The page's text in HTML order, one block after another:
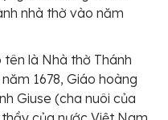
nhà thờ vào năm
là Nhà thờ Thánh
1678, Giáo hoàng
Giuse (cha nuôi của